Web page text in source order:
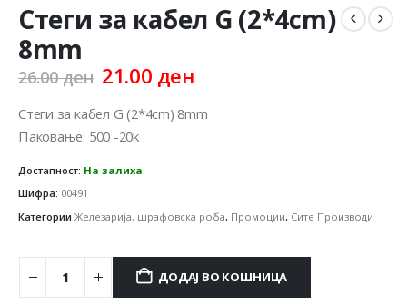
Стеги за кабел G (2*4cm)
8mm
26.00ден Original
was:
26.00 ден.
21.00 денCurrent
is:
Стеги за кабел G (2*4cm) 8mm
Паковање: 500 -20k
Достапност: На залиха
Шифра: 00491
Категории Железарија, шрафовска роба, Промоции, Сите Производи
ДОДАЈ ВО КОШНИЦА